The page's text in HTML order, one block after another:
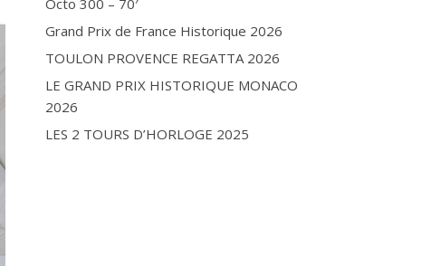
Grand Prix de France Historique 2026
TOULON PROVENCE REGATTA 2026
LE GRAND PRIX HISTORIQUE MONACO
2026
LES 2 TOURS D’HORLOGE 2025